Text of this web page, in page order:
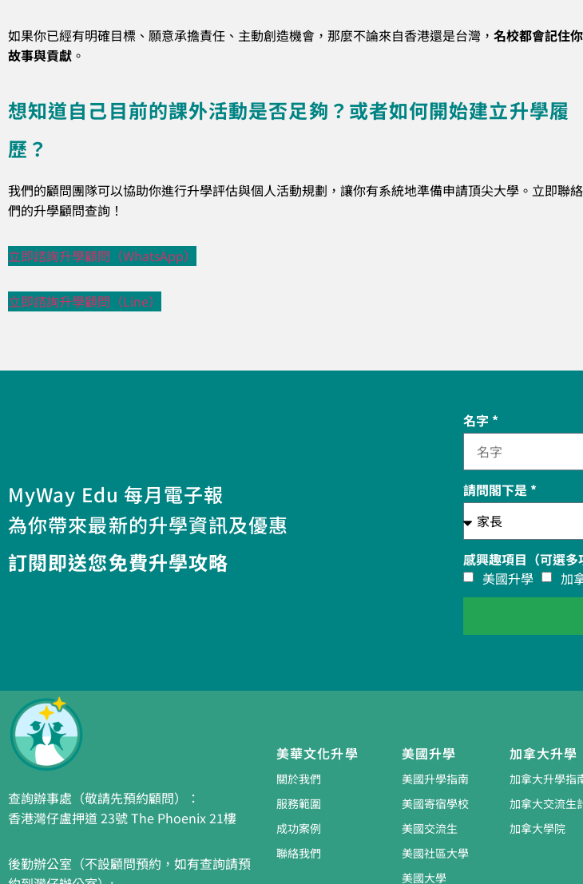
如果你已經有明確目標、願意承擔責任、主動創造機會，那麼不論來自香港還是台灣， 名校都會記住
故事與貢獻 。
想知道自己目前的課外活動是否足夠？或者如何開始建立升學履
歷？
我們的顧問團隊可以協助你進行升學評估與個人活動規劃，讓你有系統地準備申請頂尖大學。立即聯
們的升學顧問查詢！
立即諮詢升學顧問（WhatsApp）
立即諮詢升學顧問（Line）
MyWay Edu 每月電子報
為你帶來最新的升學資訊及優惠
訂閱即送您免費升學攻略​
名字 *
請問閣下是 *
感興趣項目（可選
美國升學
加
查詢辦事處（敬請先預約顧問）：
香港灣仔盧押道 23號 The Phoenix 21樓
後勤辦公室（不設顧問預約，如有查詢請預
美華文化升學
關於我們
服務範圍
成功案例
聯絡我們
美國升學
美國升學指南
美國寄宿學校
美國交流生
美國社區大學
美國大學
加拿大升學
加拿大升學指
加拿大交流生
加拿大學院